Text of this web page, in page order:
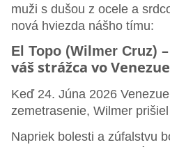
muži s dušou z ocele a
nová hviezda nášho tímu:
El Topo (Wilmer Cruz)
váš strážca vo
Keď 24. Júna 2026
zemetrasenie, Wilmer
Napriek bolesti a zúfalstvu